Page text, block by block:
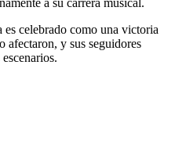
a su carrera musical.
es celebrado como una victoria
afectaron, y sus seguidores